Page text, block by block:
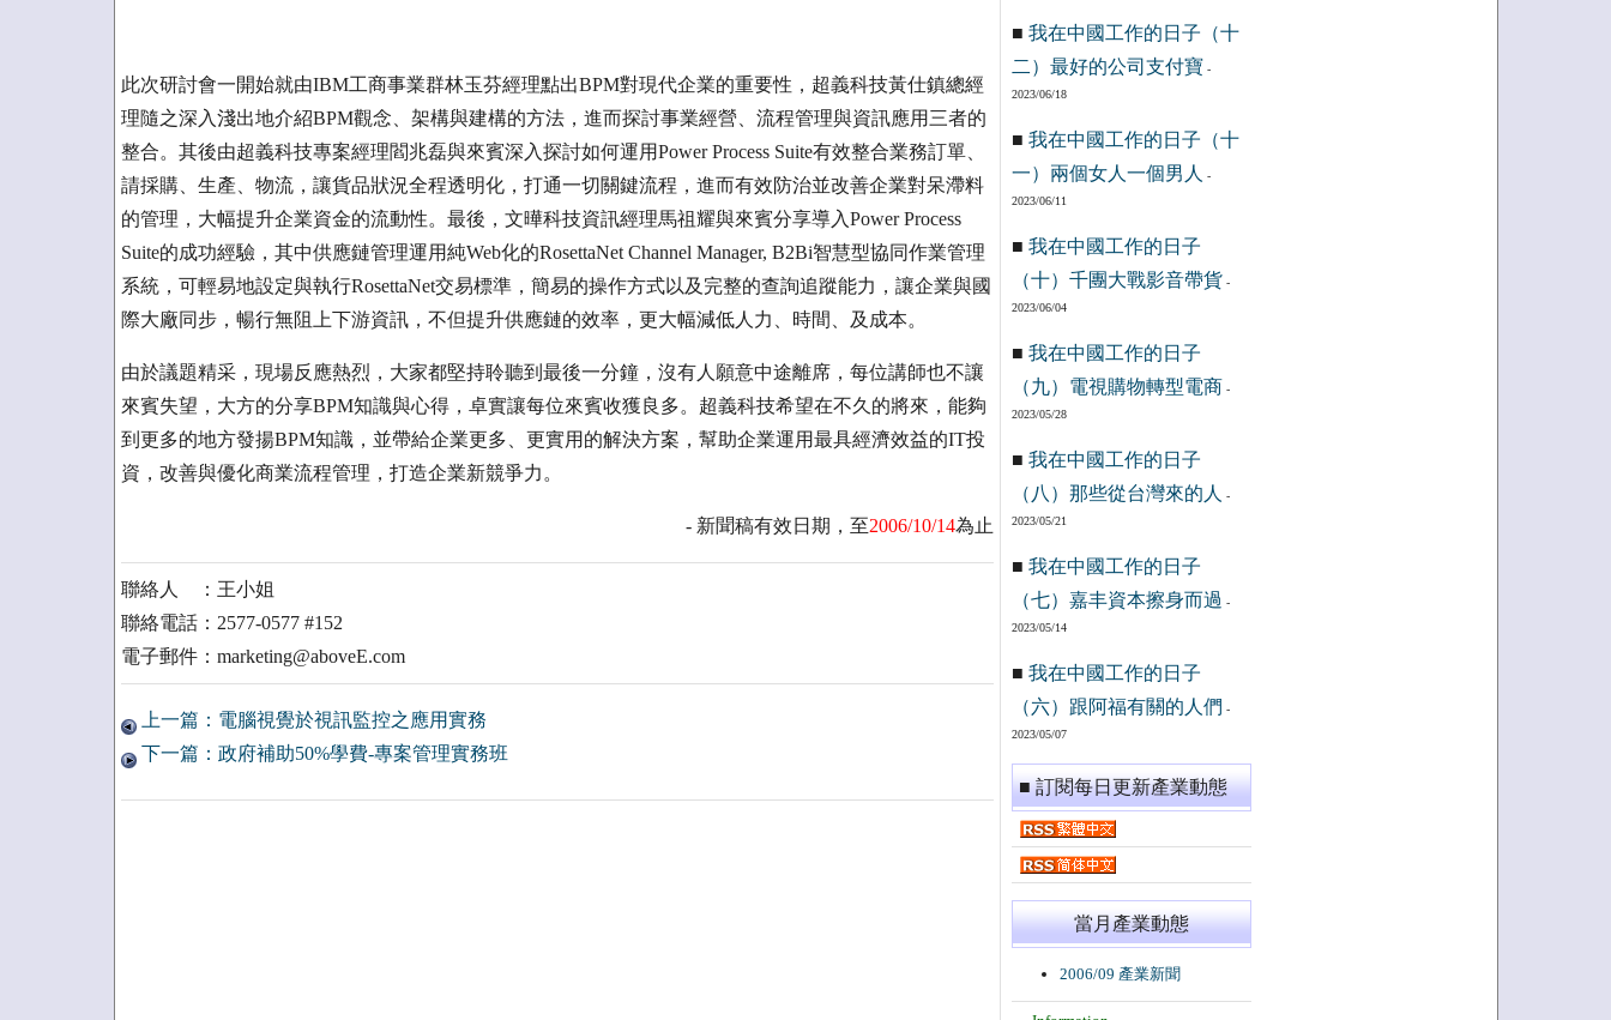
此次研討會一開始就由IBM工商事業群林玉芬經理點出BPM對現代企業的重要性，超義科技黃仕鎮總經
理隨之深入淺出地介紹BPM觀念、架構與建構的方法，進而探討事業經營、流程管理與資訊應用三者的
整合。其後由超義科技專案經理閻兆磊與來賓深入探討如何運用Power Process Suite有效整合業務訂單、
請採購、生產、物流，讓貨品狀況全程透明化，打通一切關鍵流程，進而有效防治並改善企業對呆滯料
的管理，大幅提升企業資金的流動性。最後，文曄科技資訊經理馬祖耀與來賓分享導入Power Process
Suite的成功經驗，其中供應鏈管理運用純Web化的RosettaNet Channel Manager, B2Bi智慧型協同作業管理
系統，可輕易地設定與執行RosettaNet交易標準，簡易的操作方式以及完整的查詢追蹤能力，讓企業與國
際大廠同步，暢行無阻上下游資訊，不但提升供應鏈的效率，更大幅減低人力、時間、及成本。
由於議題精采，現場反應熱烈，大家都堅持聆聽到最後一分鐘，沒有人願意中途離席，每位講師也不讓
來賓失望，大方的分享BPM知識與心得，卓實讓每位來賓收獲良多。超義科技希望在不久的將來，能夠
到更多的地方發揚BPM知識，並帶給企業更多、更實用的解決方案，幫助企業運用最具經濟效益的IT投
資，改善與優化商業流程管理，打造企業新競爭力。
- 新聞稿有效日期，至2006/10/14為止
聯絡人 ：王小姐
聯絡電話：2577-0577 #152
電子郵件：marketing@aboveE.com
上一篇：電腦視覺於視訊監控之應用實務
下一篇：政府補助50%學費-專案管理實務班
■ 我在中國工作的日子（十
二）最好的公司支付寶 -
2023/06/18
■ 我在中國工作的日子（十
一）兩個女人一個男人
-
2023/06/11
■ 我在中國工作的日子
（十）千團大戰影音帶貨 -
2023/06/04
■ 我在中國工作的日子
（九）電視購物轉型電商 -
2023/05/28
■ 我在中國工作的日子
（八）那些從台灣來的人
-
2023/05/21
■ 我在中國工作的日子
（七）嘉丰資本擦身而過 -
2023/05/14
■ 我在中國工作的日子
（六）跟阿福有關的人們 -
2023/05/07
■ 訂閱每日更新產業動態
當月產業動態
2006/09 產業新聞